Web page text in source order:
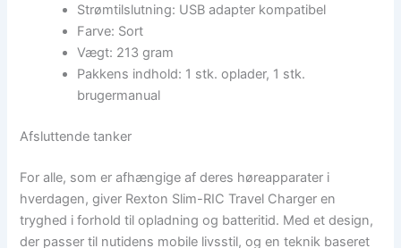
Strømtilslutning: USB adapter kompatibel
Farve: Sort
Vægt: 213 gram
Pakkens indhold: 1 stk. oplader, 1 stk.
brugermanual
Afsluttende tanker
For alle, som er afhængige af deres høreapparater i
hverdagen, giver Rexton Slim-RIC Travel Charger en
tryghed i forhold til opladning og batteritid. Med et design,
der passer til nutidens mobile livsstil, og en teknik baseret